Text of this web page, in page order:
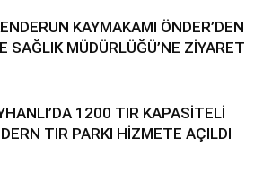
KAYMAKAMI ÖNDER’DEN
SAĞLIK MÜDÜRLÜĞÜ’NE ZİYARET
1200 TIR KAPASİTELİ
TIR PARKI HİZMETE AÇILDI